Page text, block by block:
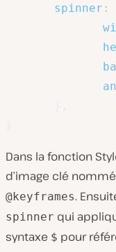
spinner :
Dans la fonction
d’image clé
@keyframes.
spinner qui
syntaxe $ pour